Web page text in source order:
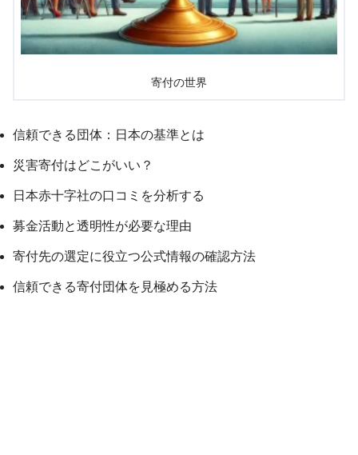
寄付の世界
信頼できる団体：日本の基準とは
災害寄付はどこがいい？
日本赤十字社の口コミを分析する
募金活動と透明性が必要な理由
寄付先の選定に役立つ公式情報の確認方法
信頼できる寄付団体を見極める方法